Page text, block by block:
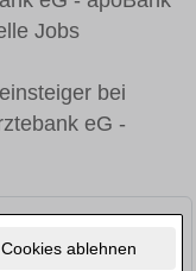
ablehnen
Jobs
bei
eG -
d)